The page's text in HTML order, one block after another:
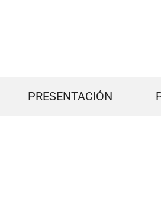
PRESENTACIÓN